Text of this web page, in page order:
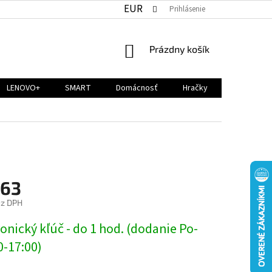
EUR Prihlásenie
NÁKUPNÝ
Prázdny košík
LENOVO+ SMART Domácnosť
Hračky
DPH
kľúč - do 1 hod. (dodanie Po-
17:00)